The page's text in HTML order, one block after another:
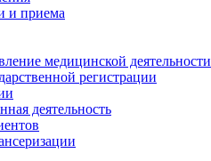
и приема
медицинской деятельности
регистрации
деятельность